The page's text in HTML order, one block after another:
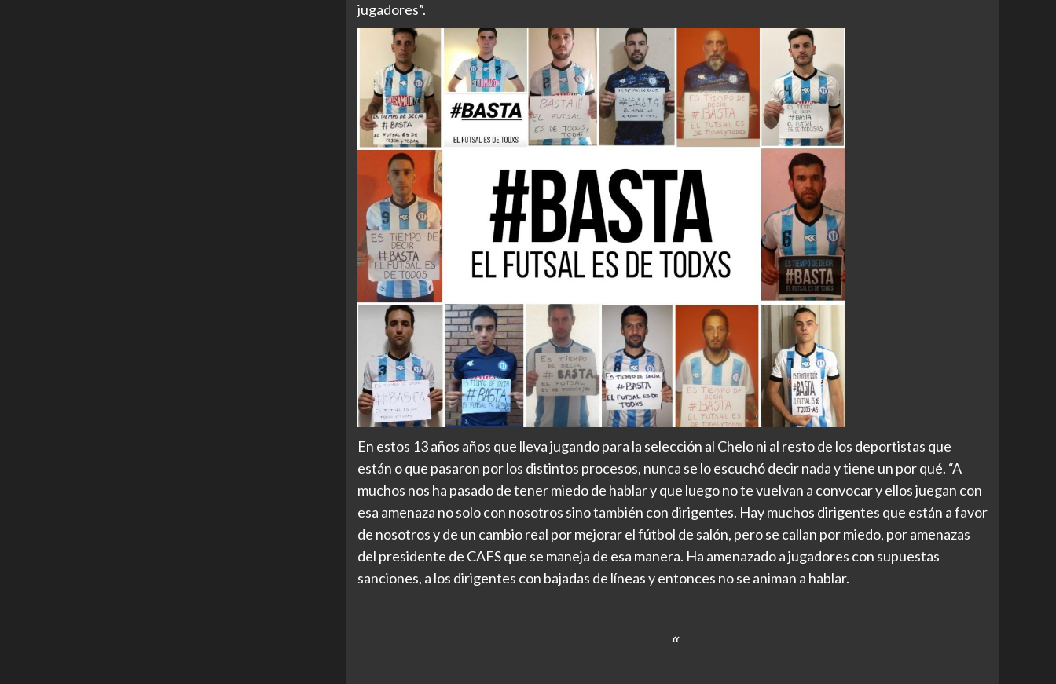
jugadores”.
En estos 13 años años que lleva jugando para la selección al Chelo ni al resto de los deportistas que
están o que pasaron por los distintos procesos, nunca se lo escuchó decir nada y tiene un por qué. “A
muchos nos ha pasado de tener miedo de hablar y que luego no te vuelvan a convocar y ellos juegan con
esa amenaza no solo con nosotros sino también con dirigentes. Hay muchos dirigentes que están a favor
de nosotros y de un cambio real por mejorar el fútbol de salón, pero se callan por miedo, por amenazas
del presidente de CAFS que se maneja de esa manera. Ha amenazado a jugadores con supuestas
sanciones, a los dirigentes con bajadas de líneas y entonces no se animan a hablar.